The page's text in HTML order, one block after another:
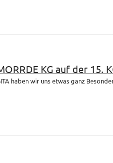
KG auf der 15.
haben wir uns etwas ganz